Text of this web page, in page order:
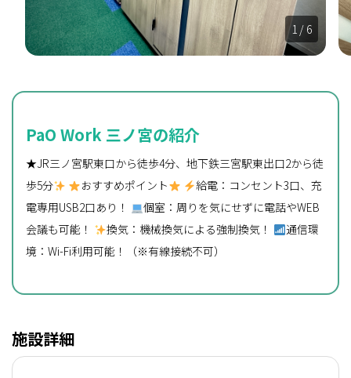
1 / 6
PaO Work 三ノ宮の紹介
★JR三ノ宮駅東口から徒歩4分、地下鉄三宮駅東出口2から徒
歩5分
おすすめポイント
給電：コンセント3口、充
電専用USB2口あり！
個室：周りを気にせずに電話やWEB
会議も可能！
換気：機械換気による強制換気！
通信環
境：Wi-Fi利用可能！（※有線接続不可）
施設詳細